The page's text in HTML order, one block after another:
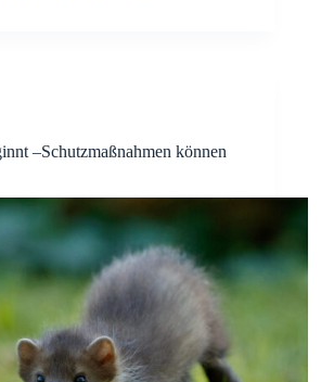
–Schutzmaßnahmen können